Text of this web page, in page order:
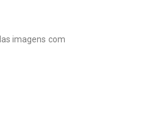
imagens com